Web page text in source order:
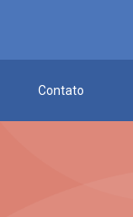
Contato